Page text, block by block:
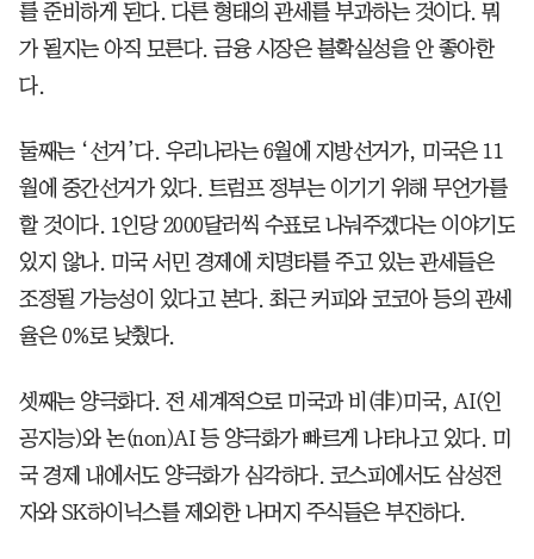
를 준비하게 된다. 다른 형태의 관세를 부과하는 것이다. 뭐
가 될지는 아직 모른다. 금융 시장은 불확실성을 안 좋아한
다.
둘째는 ‘선거’다. 우리나라는 6월에 지방선거가, 미국은 11
월에 중간선거가 있다. 트럼프 정부는 이기기 위해 무언가를
할 것이다. 1인당 2000달러씩 수표로 나눠주겠다는 이야기도
있지 않나. 미국 서민 경제에 치명타를 주고 있는 관세들은
조정될 가능성이 있다고 본다. 최근 커피와 코코아 등의 관세
율은 0%로 낮췄다.
셋째는 양극화다. 전 세계적으로 미국과 비(非)미국, AI(인
공지능)와 논(non)AI 등 양극화가 빠르게 나타나고 있다. 미
국 경제 내에서도 양극화가 심각하다. 코스피에서도 삼성전
자와 SK하이닉스를 제외한 나머지 주식들은 부진하다.